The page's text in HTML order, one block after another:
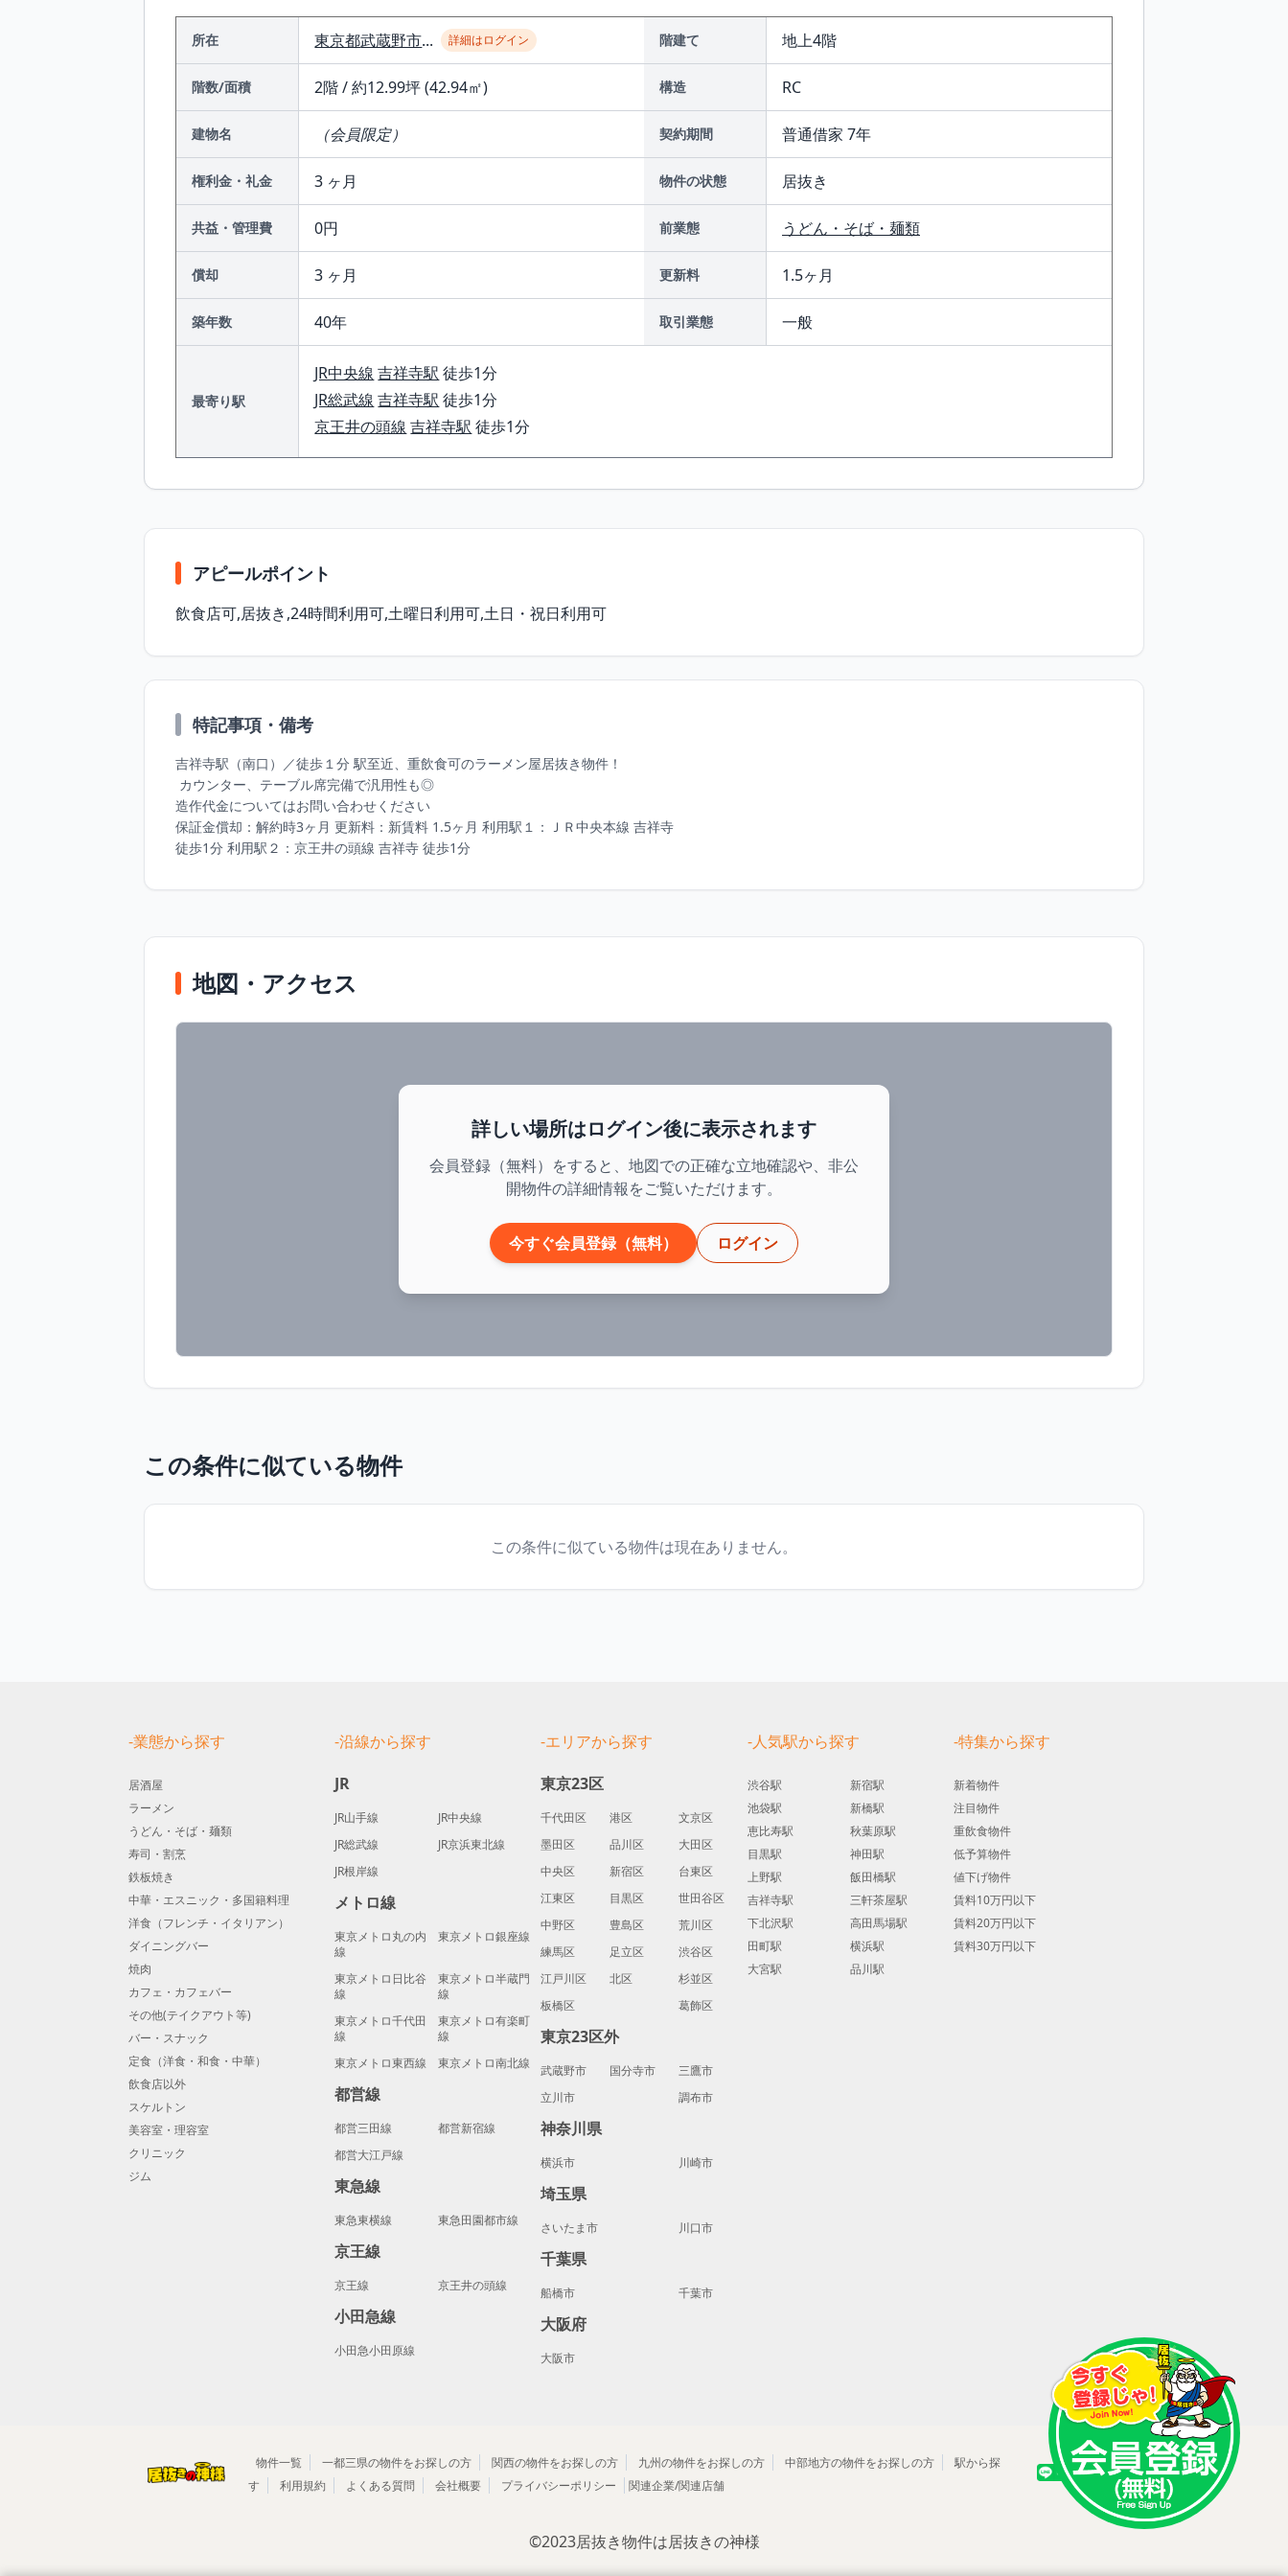
所在 東京都武蔵野市... 詳細はログイン 階建て 地上4階
階数/面積 2階 / 約12.99坪 (42.94㎡) 構造 RC
建物名 （会員限定） 契約期間 普通借家 7年
権利金・礼金 3 ヶ月 物件の状態 居抜き
共益・管理費 0円 前業態 うどん・そば・麺類
償却 3 ヶ月 更新料 1.5ヶ月
築年数 40年 取引業態 一般
最寄り駅
JR中央線 吉祥寺駅 徒歩1分
JR総武線 吉祥寺駅 徒歩1分
京王井の頭線 吉祥寺駅 徒歩1分
アピールポイント
飲⾷店可,居抜き,24時間利⽤可,⼟曜⽇利⽤可,⼟⽇・祝⽇利⽤可
特記事項・備考
吉祥寺駅（南⼝）／徒歩１分 駅⾄近、重飲⾷可のラーメン屋居抜き物件！
造作代⾦についてはお問い合わせください
保証⾦償却：解約時3ヶ⽉ 更新料：新賃料 1.5ヶ⽉ 利⽤駅１：ＪＲ中央本線 吉祥寺
徒歩1分 利⽤駅２：京王井の頭線 吉祥寺 徒歩1分
地図・アクセス
詳しい場所はログイン後に表示されます
会員登録（無料）をすると、地図での正確な立地確認や、非公
開物件の詳細情報をご覧いただけます。
今すぐ会員登録（無料） ログイン
この条件に似ている物件
この条件に似ている物件は現在ありません。
-業態から探す
居酒屋
ラーメン
うどん・そば・麺類
寿司・割烹
鉄板焼き
中華・エスニック・多国籍料理
洋食（フレンチ・イタリアン）
ダイニングバー
焼肉
カフェ・カフェバー
その他(テイクアウト等)
バー・スナック
定食（洋食・和食・中華）
飲食店以外
スケルトン
美容室・理容室
クリニック
ジム
-沿線から探す
JR
JR山手線
JR中央線
JR総武線
JR京浜東北線
JR根岸線
メトロ線
東京メトロ丸の内
線
東京メトロ銀座線
東京メトロ日比谷
線
東京メトロ半蔵門
線
東京メトロ千代田
線
東京メトロ有楽町
線
東京メトロ東西線
東京メトロ南北線
都営線
都営三田線
都営新宿線
都営大江戸線
東急線
東急東横線 東急田園都市線
京王線
京王線 京王井の頭線
小田急線
小田急小田原線
-エリアから探す
東京23区
千代田区 港区
文京区
墨田区
品川区
大田区
中央区
新宿区
台東区
江東区
目黒区
世田谷区
中野区
豊島区
荒川区
練馬区
足立区
渋谷区
江戸川区
北区
杉並区
板橋区
葛飾区
東京23区外
武蔵野市 国分寺市
三鷹市
立川市
調布市
神奈川県
横浜市 川崎市
埼玉県
さいたま市 川口市
千葉県
船橋市 千葉市
大阪府
大阪市
-人気駅から探す
渋谷駅
新宿駅
池袋駅
新橋駅
恵比寿駅
秋葉原駅
目黒駅
神田駅
上野駅
飯田橋駅
吉祥寺駅
三軒茶屋駅
下北沢駅
高田馬場駅
田町駅
横浜駅
大宮駅
品川駅
-特集から探す
新着物件
注目物件
重飲食物件
低予算物件
値下げ物件
賃料10万円以下
賃料20万円以下
賃料30万円以下
物件一覧 一都三県の物件をお探しの方 関西の物件をお探しの方 九州の物件をお探しの方 中部地方の物件をお探しの方
駅から探
す
利用規約 よくある質問 会社概要 プライバシーポリシー 関連企業/関連店舗
©2023居抜き物件は居抜きの神様